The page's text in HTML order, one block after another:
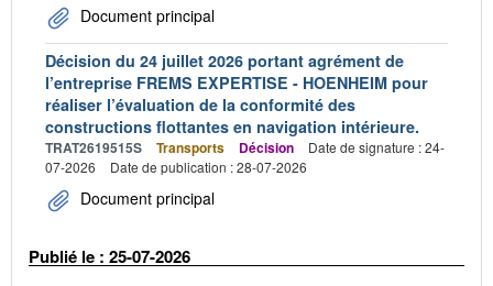
Document principal
Décision du 24 juillet 2026 portant agrément de
l’entreprise FREMS EXPERTISE - HOENHEIM pour
réaliser l’évaluation de la conformité des
constructions flottantes en navigation intérieure.
TRAT2619515S Transports Décision
Date de signature : 24-
07-2026
Date de publication : 28-07-2026
Document principal
Publié le : 25-07-2026